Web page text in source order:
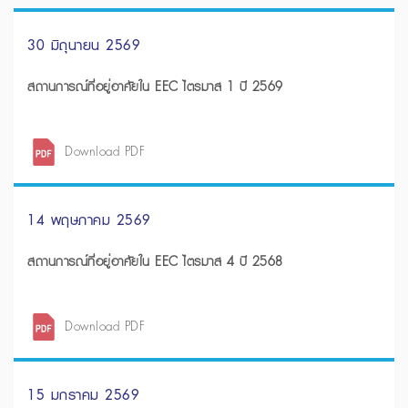
30 มิถุนายน 2569
สถานการณ์ที่อยู่อาศัยใน EEC ไตรมาส 1 ปี 2569
Download PDF
14 พฤษภาคม 2569
สถานการณ์ที่อยู่อาศัยใน EEC ไตรมาส 4 ปี 2568
Download PDF
15 มกราคม 2569